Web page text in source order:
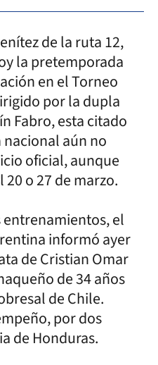
de la ruta 12,
la pretemporada
en el Torneo
por la dupla
Fabro, esta citado
nacional aún no
oficial, aunque
o 27 de marzo.
el
informó ayer
de Cristian Omar
de 34 años
de Chile.
por dos
de Honduras.